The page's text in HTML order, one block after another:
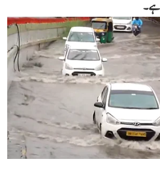
ہے۔